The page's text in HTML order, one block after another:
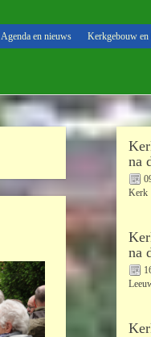
Agenda en nieuws Kerkgebouw en
na
Kerk
na